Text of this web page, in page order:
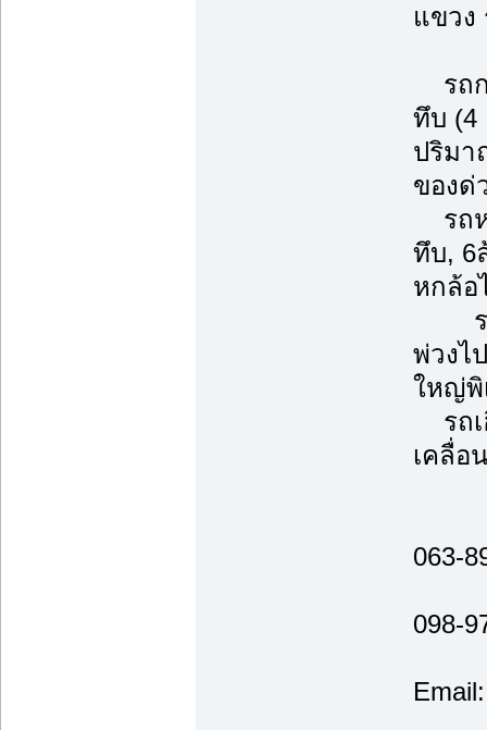
แขวง
รถก
ทึบ (4
ปริมา
ของด่
รถห
ทึบ, 6
หกล้อ
รถพ่
พ่วงไ
ใหญ่พิ
รถเ
เคลื่อ
063-
098-